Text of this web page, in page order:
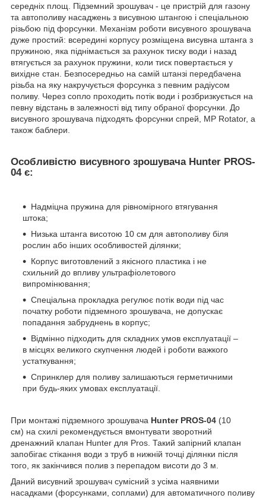
середніх площ. Підземний зрошувач - це пристрій для газону
та автополиву насаджень з висувною штангою і спеціальною
різьбою під форсунки. Механізм роботи висувного зрошувача
дуже простий: всередині корпусу розміщена висувна штанга з
пружиною, яка піднімається за рахунок тиску води і назад
втягується за рахунок пружини, коли тиск повертається у
вихідне стан. Безпосередньо на самій штанзі передбачена
різьба на яку накручується форсунка з певним радіусом
поливу. Через сопло проходить потік води і розбризкується на
певну відстань в залежності від типу обраної форсунки. До
висувного зрошувача підходять форсунки спрей, MP Rotator, а
також баблери.
Особливістю висувного зрошувача Hunter PROS-
04 є:
Надміцна пружина для рівномірного втягування
штока;
Низька штанга висотою 10 см для автополиву біля
рослин або інших особливостей ділянки;
Корпус виготовлений з якісного пластика і не
схильний до впливу ультрафіолетового
випромінювання;
Спеціальна прокладка регулює потік води під час
початку роботи підземного зрошувача, не допускає
попадання забруднень в корпус;
Відмінно підходить для складних умов експлуатації –
в місцях великого скупчення людей і роботи важкого
устаткування;
Спринклер для поливу залишаються герметичними
при будь-яких умовах експлуатації.
При монтажі підземного зрошувача Hunter PROS-04 (10
см) на схилі рекомендується вмонтувати зворотний
дренажний клапан Hunter для Pros. Такий запірний клапан
запобігає стікання води з труб в нижній точці ділянки після
того, як закінчився полив з перепадом висоти до 3 м.
Даний висувний зрошувач сумісний з усіма наявними
насадками (форсунками, соплами) для автоматичного поливу